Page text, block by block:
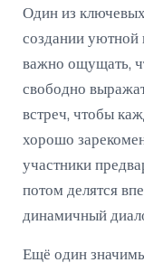
Один из
создании
важно ощущать,
свободно
встреч, чтобы
хорошо
участники
потом делятся
динамичный
Ещё один